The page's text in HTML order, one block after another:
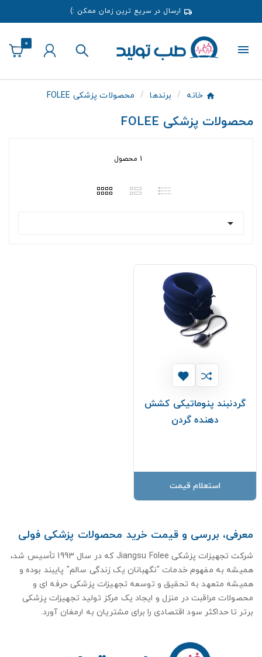
ارسال در سریع ترین زمان ممکن :)
0
خانه برندها محصولات پزشکی FOLEE
محصولات پزشکی FOLEE
1 محصول

گردنبند پنوماتیکی کشش
دهنده گردن
استعلام قیمت
معرفی،‌ بررسی و قیمت خرید محصولات پزشکی فولی
شرکت تجهیزات پزشکی Jiangsu Folee که در سال 1993 تأسیس شد،
همیشه به مفهوم خدمات "نگهبانان یک زندگی سالم" پایبند بوده و
همیشه متعهد به تحقیق و توسعه تجهیزات پزشکی حرفه ای و
محصولات مراقبت در منزل و ایجاد یک مرکز تولید تجهیزات پزشکی
برتر تا حداکثر سود اقتصادی را برای مشتریان به ارمغان آورد.